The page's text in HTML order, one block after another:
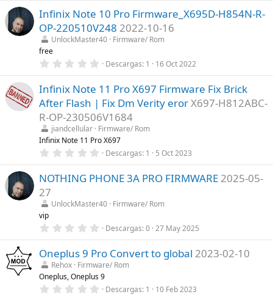
(
s
)
0
0
e
s
t
l
(
s
Infinix Note 10 Pro Firmware_X695D-H854N-R-
OP-220510V248 2022-10-16
UnlockMaster40 Firmware/ Rom
free
0
0
0
e
s
t
r
e
l
a
(
s
)
Descargas 1 16 Oct 2022
Infinix Note 11 Pro X697 Firmware Fix Brick
After Flash | Fix Dm Verity erorX697-H812ABC-
R-OP-230506V1684
jiandcellular Firmware/ Rom
Infinix Note 11 Pro X697
0
0
0
e
t
l
(
s
)
Descargas 1 5 Oct 2023
NOTHING PHONE 3A PRO FIRMWARE 2025-05-
27
UnlockMaster40 Firmware/ Rom
vip
0
0
0
e
s
t
r
Descargas 0 27 May 2025
Oneplus 9 Pro Convert to global 2023-02-10
Rehox Firmware/ Rom
Oneplus, Oneplus 9
0 Descargas 1 10 Feb 2023